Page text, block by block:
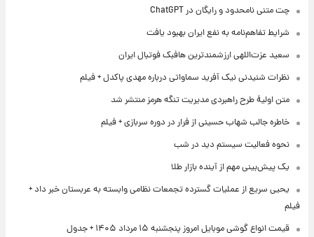
چت متنی نامحدود و رایگان در ChatGPT
شرایط تفاهم‌نامه به نفع ایران بهبود یافت
سعید عزت‌اللهی ارزشمندترین هافبک فوتبال ایران
نظرات شنیدنی نیک آفرید سماواتی درباره مهدی پاکدل + فیلم
متن اولیۀ طرح راهبردی مدیریت تنگه هرمز منتشر شد
خاطره جالب شهاب حسینی از فرار در دوره سربازی + فیلم
نحوه فعالیت سیستم دید در شب
یک پیش‌بینی مهم از آینده بازار طلا
یحیی سریع از عملیات گسترده تجمعات نظامی وابسته به عربستان خبر داد +
فیلم
قیمت انواع گوشی موبایل امروز پنجشنبه ۱۵ مرداد ۱۴۰۵ + جدول